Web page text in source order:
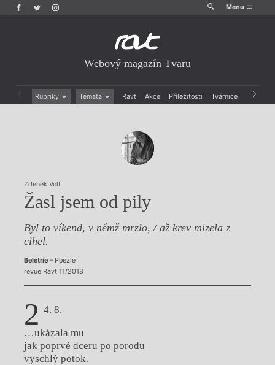
Menu
Webový magazín Tvaru
Rubriky Témata Ravt Akce Příležitosti Tvárnice Archiv
Zdeněk Volf
Žasl jsem od pily
Byl to víkend, v němž mrzlo, / až krev mizela z
cihel.
Beletrie– Poezie
revue Ravt 11/2018
2 4. 8.
…ukázala mu
jak poprvé dceru po porodu
vyschlý potok.